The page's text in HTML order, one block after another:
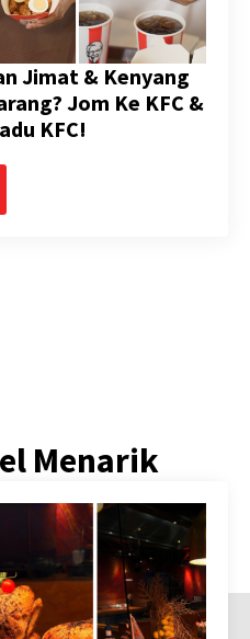
Jimat & Kenyang
Jom Ke KFC &
KFC!
Menarik